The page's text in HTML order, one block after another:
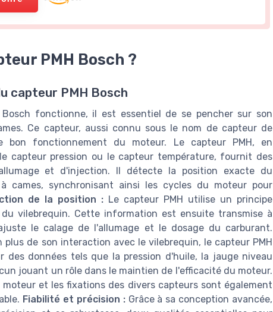
PMH Bosch ?
capteur PMH Bosch
fonctionne, il est essentiel de se pencher sur son
Ce capteur, aussi connu sous le nom de capteur de
fonctionnement du moteur. Le capteur PMH, en
capteur pression ou le capteur température, fournit des
et d'injection. Il détecte la position exacte du
cames, synchronisant ainsi les cycles du moteur pour
de la position : Le capteur PMH utilise un principe
vilebrequin. Cette information est ensuite transmise à
le calage de l'allumage et le dosage du carburant.
plus de son interaction avec le vilebrequin, le capteur PMH
données tels que la pression d'huile, la jauge niveau
jouant un rôle dans le maintien de l'efficacité du moteur.
moteur et les fixations des divers capteurs sont également
Fiabilité et précision :Grâce à sa conception avancée,